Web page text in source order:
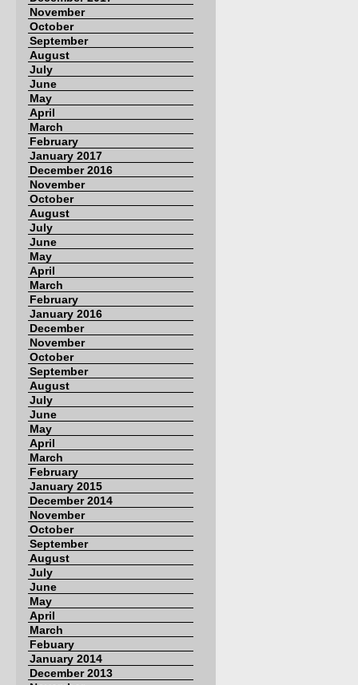
November
October
September
August
July
June
May
April
March
February
January 2017
December 2016
November
October
August
July
June
May
April
March
February
January 2016
December
November
October
September
August
July
June
May
April
March
February
January 2015
December 2014
November
October
September
August
July
June
May
April
March
Febuary
January 2014
December 2013